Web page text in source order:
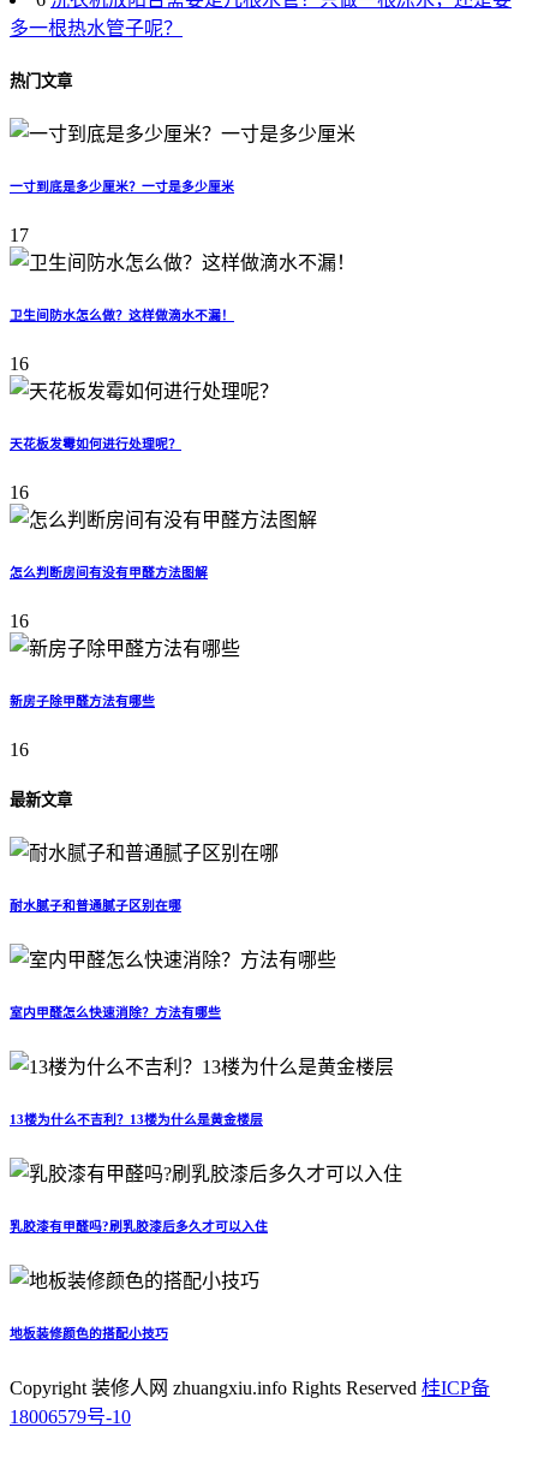
多一根热水管子呢？
热门文章
一寸到底是多少厘米？一寸是多少厘米
17
卫生间防水怎么做？这样做滴水不漏！
16
天花板发霉如何进行处理呢？
16
怎么判断房间有没有甲醛方法图解
16
新房子除甲醛方法有哪些
16
最新文章
耐水腻子和普通腻子区别在哪
室内甲醛怎么快速消除？方法有哪些
13楼为什么不吉利？13楼为什么是黄金楼层
乳胶漆有甲醛吗?刷乳胶漆后多久才可以入住
地板装修颜色的搭配小技巧
Copyright 装修人网 zhuangxiu.info Rights Reserved 桂ICP备
18006579号-10